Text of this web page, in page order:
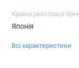
Країна реєстрації
Японія
Всі характеристики